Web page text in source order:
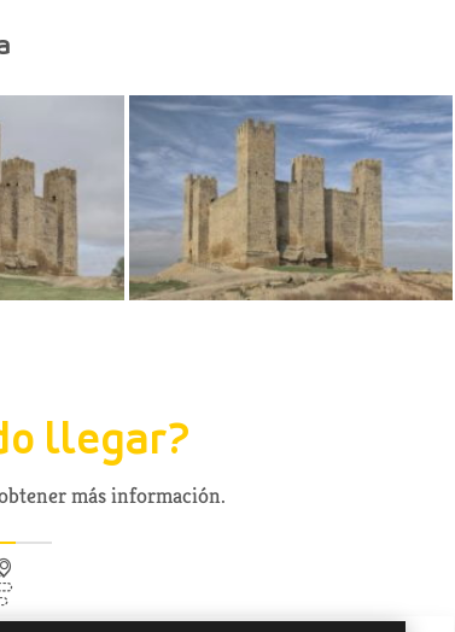
llegar?
más información.